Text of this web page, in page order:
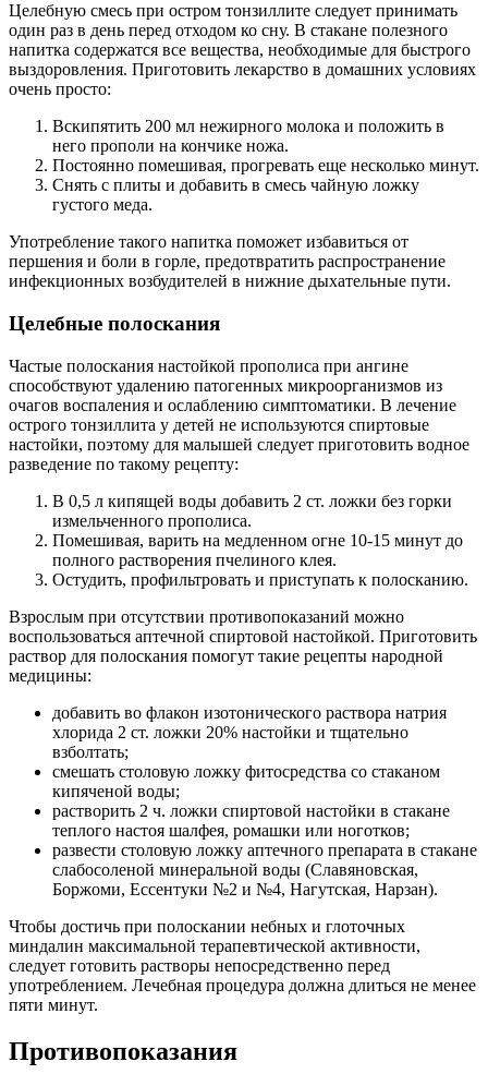
Целебную смесь при остром тонзиллите следует принимать
один раз в день перед отходом ко сну. В стакане полезного
напитка содержатся все вещества, необходимые для быстрого
выздоровления. Приготовить лекарство в домашних условиях
очень просто:
Вскипятить 200 мл нежирного молока и положить в
него прополи на кончике ножа.
Постоянно помешивая, прогревать еще несколько минут.
Снять с плиты и добавить в смесь чайную ложку
густого меда.
Употребление такого напитка поможет избавиться от
першения и боли в горле, предотвратить распространение
инфекционных возбудителей в нижние дыхательные пути.
Целебные полоскания
Частые полоскания настойкой прополиса при ангине
способствуют удалению патогенных микроорганизмов из
очагов воспаления и ослаблению симптоматики. В лечение
острого тонзиллита у детей не используются спиртовые
настойки, поэтому для малышей следует приготовить водное
разведение по такому рецепту:
В 0,5 л кипящей воды добавить 2 ст. ложки без горки
измельченного прополиса.
Помешивая, варить на медленном огне 10-15 минут до
полного растворения пчелиного клея.
Остудить, профильтровать и приступать к полосканию.
Взрослым при отсутствии противопоказаний можно
воспользоваться аптечной спиртовой настойкой. Приготовить
раствор для полоскания помогут такие рецепты народной
медицины:
добавить во флакон изотонического раствора натрия
хлорида 2 ст. ложки 20% настойки и тщательно
взболтать;
смешать столовую ложку фитосредства со стаканом
кипяченой воды;
растворить 2 ч. ложки спиртовой настойки в стакане
теплого настоя шалфея, ромашки или ноготков;
развести столовую ложку аптечного препарата в стакане
слабосоленой минеральной воды (Славяновская,
Боржоми, Ессентуки №2 и №4, Нагутская, Нарзан).
Чтобы достичь при полоскании небных и глоточных
миндалин максимальной терапевтической активности,
следует готовить растворы непосредственно перед
употреблением. Лечебная процедура должна длиться не менее
пяти минут.
Противопоказания